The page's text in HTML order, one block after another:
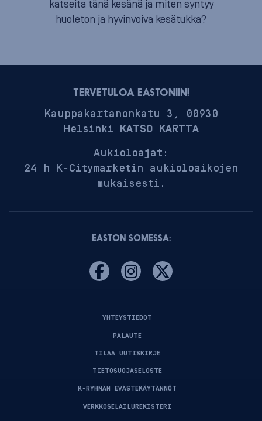
katseita tänä kesänä ja miten syntyy
huoleton ja hyvinvoiva kesätukka?
TERVETULOA EASTONIIN!
Kauppakartanonkatu 3, 00930
Helsinki KATSO KARTTA
Aukioloajat:
24 h K-Citymarketin aukioloaikojen
mukaisesti.
EASTON SOMESSA:
YHTEYSTIEDOT
PALAUTE
TILAA UUTISKIRJE
TIETOSUOJASELOSTE
K-RYHMÄN EVÄSTEKÄYTÄNNÖT
VERKKOSELAILUREKISTERI